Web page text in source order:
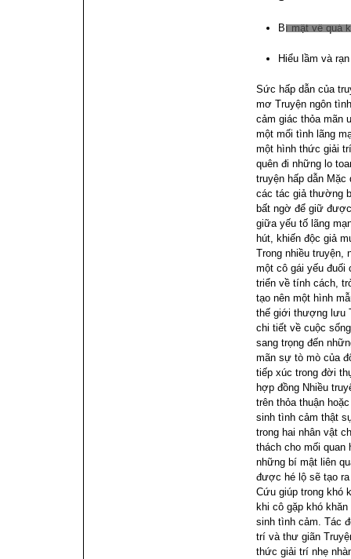
Bí mật về quá
Hiểu lầm và
Sức hấp dẫn của
mơ Truyện ngôn
cảm giác thỏa mãn
một mối tình lãng
một hình thức giải
quên đi những lo
truyện hấp dẫn Mặc
các tác giả thường
bất ngờ để giữ
giữa yếu tố lãng
hút, khiến độc giả
Trong nhiều truyện,
một cô gái yếu
triển về tính cách,
tạo nên một hình
thế giới thượng lưu
chi tiết về cuộc
sang trọng đến
mãn sự tò mò của
tiếp xúc trong đời
hợp đồng Nhiều
trên thỏa thuận
sinh tình cảm thật
trong hai nhân vật
thách cho mối quan
những bí mật liên
được hé lộ sẽ tạo
Cứu giúp trong khó
khi cô gặp khó
sinh tình cảm. Tác
trí và thư giãn
thức giải trí nhẹ